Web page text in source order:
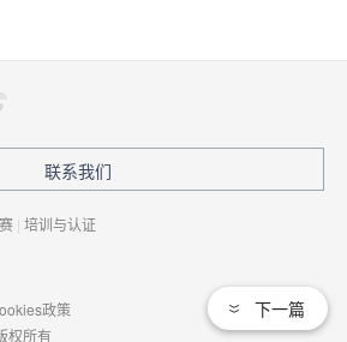
下一篇
联系我们
| 培训与认证
政策
权所有